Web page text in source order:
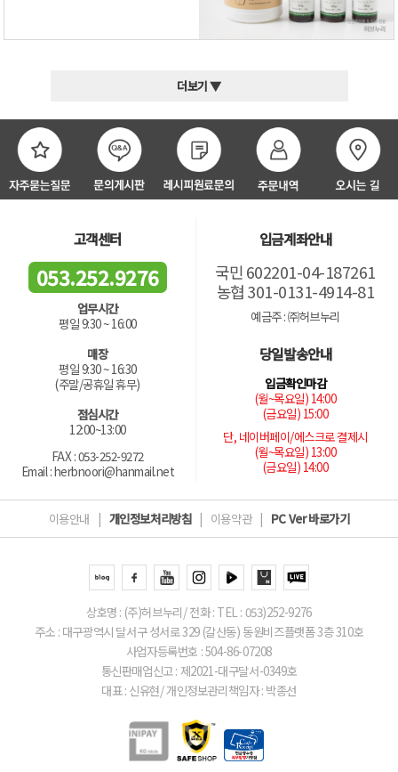
더보기 ▼
고객센터
053.252.9276
업무시간
평일 9:30 ~ 16:00
매장
평일 9:30 ~ 16:30
(주말/공휴일 휴무)
점심시간
12:00~13:00
FAX : 053-252-9272
Email : herbnoori@hanmail.net
입금계좌안내
국민 602201-04-187261
농협 301-0131-4914-81
예금주 : ㈜허브누리
당일발송안내
입금확인마감
(월~목요일) 14:00
(금요일) 15:00
단, 네이버페이/에스크로 결제시
(월~목요일) 13:00
(금요일) 14:00
이용안내 | 개인정보처리방침 | 이용약관 | PC Ver 바로가기
상호명 : (주)허브누리/ 전화 : TEL : 053)252-9276
주소 : 대구광역시 달서구 성서로 329 (갈산동) 동원비즈플랫폼 3층 310호
사업자등록번호 : 504-86-07208
통신판매업신고 : 제2021-대구달서-0349호
대표 : 신유현/ 개인정보관리책임자 : 박종선